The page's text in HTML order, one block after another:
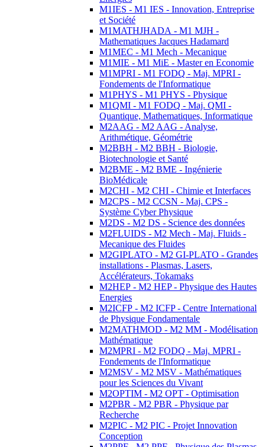
M1IES - M1 IES - Innovation, Entreprise
et Société
M1MATHJHADA - M1 MJH -
Mathematiques Jacques Hadamard
M1MEC - M1 Mech - Mecanique
M1MIE - M1 MiE - Master en Economie
M1MPRI - M1 FODQ - Maj. MPRI -
Fondements de l'Informatique
M1PHYS - M1 PHYS - Physique
M1QMI - M1 FODQ - Maj. QMI -
Quantique, Mathematiques, Informatique
M2AAG - M2 AAG - Analyse,
Arithmétique, Géométrie
M2BBH - M2 BBH - Biologie,
Biotechnologie et Santé
M2BME - M2 BME - Ingénierie
BioMédicale
M2CHI - M2 CHI - Chimie et Interfaces
M2CPS - M2 CCSN - Maj. CPS -
Système Cyber Physique
M2DS - M2 DS - Science des données
M2FLUIDS - M2 Mech - Maj. Fluids -
Mecanique des Fluides
M2GIPLATO - M2 GI-PLATO - Grandes
installations - Plasmas, Lasers,
Accélérateurs, Tokamaks
M2HEP - M2 HEP - Physique des Hautes
Energies
M2ICFP - M2 ICFP - Centre International
de Physique Fondamentale
M2MATHMOD - M2 MM - Modélisation
Mathématique
M2MPRI - M2 FODQ - Maj. MPRI -
Fondements de l'Informatique
M2MSV - M2 MSV - Mathématiques
pour les Sciences du Vivant
M2OPTIM - M2 OPT - Optimisation
M2PBR - M2 PBR - Physique par
Recherche
M2PIC - M2 PIC - Projet Innovation
Conception